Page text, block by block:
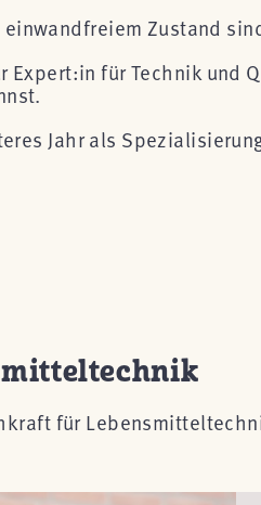
Zustand
für Technik und
Jahr als
für